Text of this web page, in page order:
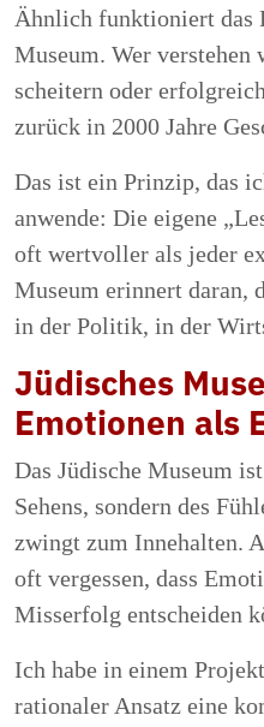
Ähnlich funktioniert das
Museum. Wer
scheitern oder
zurück in 2000 Jahre
Das ist ein Prinzip, das
anwende: Die eigene
oft wertvoller als jeder
Museum erinnert daran,
in der Politik, in der
Jüdisches
Emotionen als
Das Jüdische Museum
Sehens, sondern des
zwingt zum Innehalten.
oft vergessen, dass
Misserfolg entscheiden
Ich habe in einem
rationaler Ansatz eine